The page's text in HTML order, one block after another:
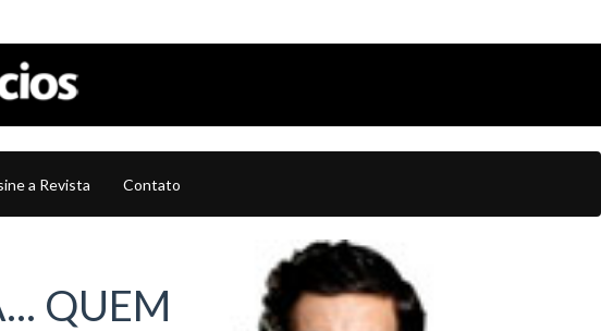
a Revista Contato
QUEM